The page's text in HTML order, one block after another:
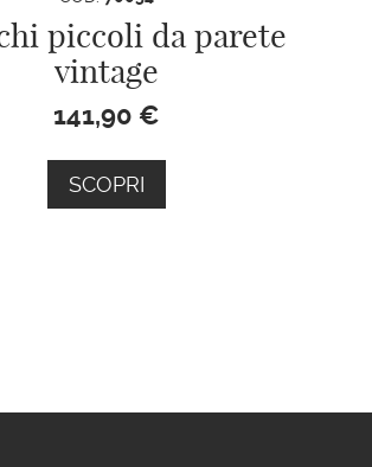
piccoli da parete
vintage
141,90 €
SCOPRI